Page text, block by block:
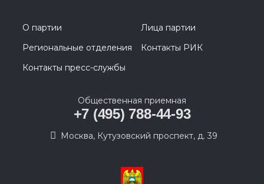
О партии
Лица партии
Региональные отделения
Контакты РИК
Контакты пресс-службы
Общественная приемная
+7 (495) 788-44-93
Москва, Кутузовский проспект, д. 39